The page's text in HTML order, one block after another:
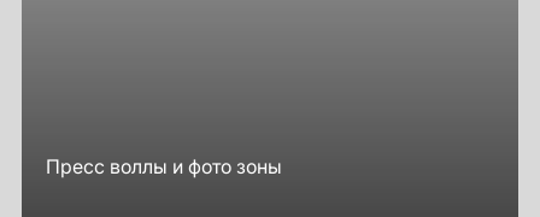
Пресс воллы и фото зоны